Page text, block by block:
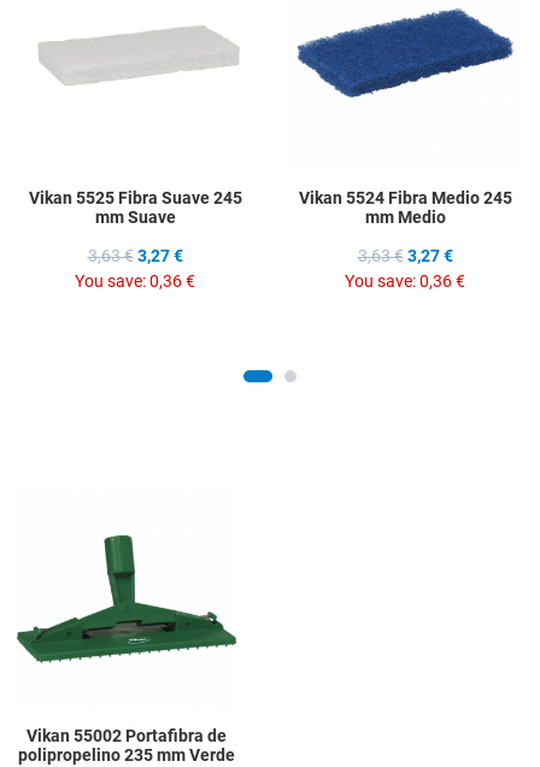
Quick View
Vikan 5525 Fibra Suave 245
mm Suave
3,63 € 3,27 €
You save:0,36 €
Vikan 5524 Fibra Medio 245
mm Medio
3,63 € 3,27 €
You save:0,36 €
Vikan 55002 Portafibra de
polipropelino 235 mm Verde